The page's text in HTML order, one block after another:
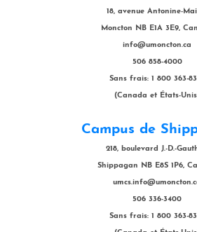
18, avenue Antonine-
Moncton NB E1A 3E9,
info@umoncton.ca
506 858-4000
Sans frais: 1 800 363-
(Canada et États-
Campus de
218, boulevard J.-D.-
Shippagan NB E8S 1P6,
506 336-3400
Sans frais: 1 800 363-